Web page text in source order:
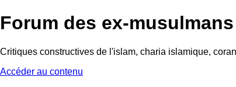
Forum des ex-
Critiques constructives de l'islam, charia islamique,
Accéder au contenu